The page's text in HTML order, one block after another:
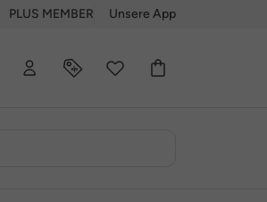
PLUS MEMBER Unsere App